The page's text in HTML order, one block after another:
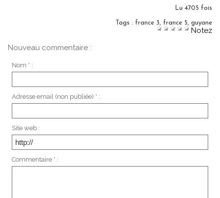
Lu 4705 fois
Tags : france 3, france 5, guyane
Notez
Nouveau commentaire :
Nom * :
Adresse email (non publiée) * :
Site web :
Commentaire * :